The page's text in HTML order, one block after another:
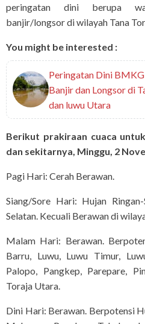
peringatan dini berupa
banjir/longsor di wilayah Tana
You might be interested :
Peringatan Dini
Banjir dan Longsor di
dan luwu Utara
Berikut prakiraan cuaca
dan sekitarnya, Minggu, 2
Pagi Hari: Cerah Berawan.
Siang/Sore Hari: Hujan
Selatan. Kecuali Berawan di
Malam Hari: Berawan.
Barru, Luwu, Luwu Timur,
Palopo, Pangkep, Parepare,
Toraja Utara.
Dini Hari: Berawan. Berpotensi